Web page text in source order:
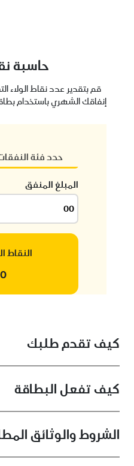
حاسبة
قم بتقدير عدد نقاط الولاء
إنفاقك الشهري باستخدام
حدد فئة
المبلغ المنفق
النقاط
كيف تقدم طلبك
كيف تفعل البطاقة
الشروط والوثائق